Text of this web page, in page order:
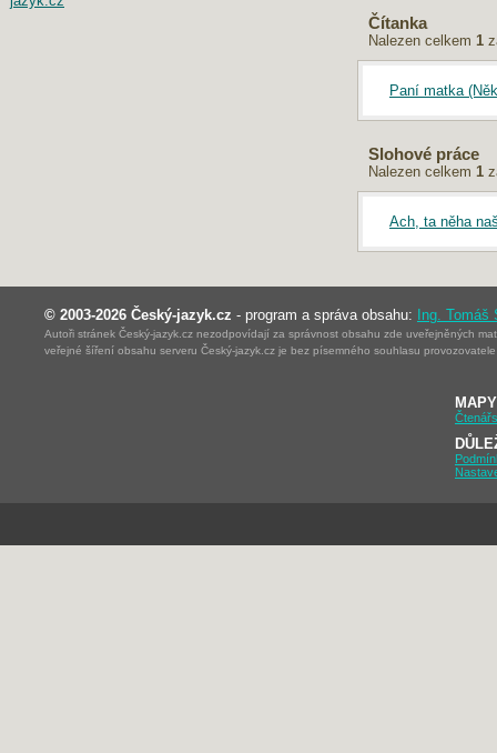
Čítanka
Nalezen celkem 1
Paní matka
Slohové práce
Nalezen celkem 1
Ach, ta něha
© 2003-2026 Český-jazyk.cz - program a správa obsahu: Ing. Tomáš
Autoři stránek Český-jazyk.cz nezodpovídají za správnost obsahu zde uveřejněných
veřejné šíření obsahu serveru Český-jazyk.cz je bez písemného souhlasu